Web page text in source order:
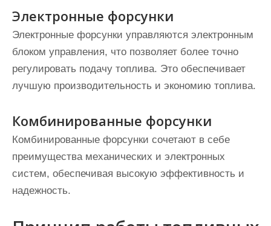
Электронные форсунки
Электронные форсунки управляются электронным
блоком управления, что позволяет более точно
регулировать подачу топлива. Это обеспечивает
лучшую производительность и экономию топлива.
Комбинированные форсунки
Комбинированные форсунки сочетают в себе
преимущества механических и электронных
систем, обеспечивая высокую эффективность и
надежность.